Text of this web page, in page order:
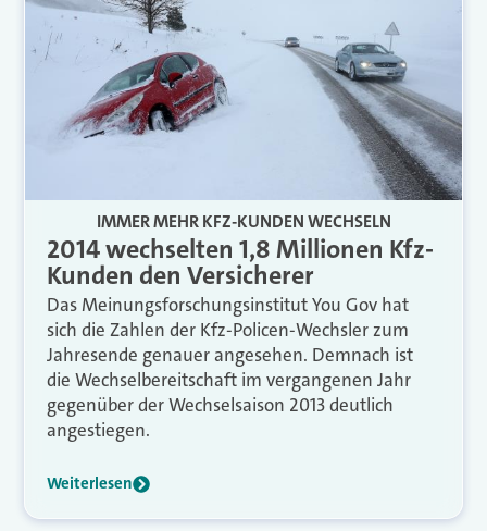
IMMER MEHR KFZ-KUNDEN WECHSELN
2014 wechselten 1,8 Millionen Kfz-
Kunden den Versicherer
Das Meinungsforschungsinstitut You Gov hat
sich die Zahlen der Kfz-Policen-Wechsler zum
Jahresende genauer angesehen. Demnach ist
die Wechselbereitschaft im vergangenen Jahr
gegenüber der Wechselsaison 2013 deutlich
angestiegen.
Weiterlesen